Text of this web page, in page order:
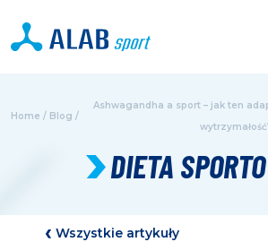
Wszystkie artykuły
Home / Blog /
Ashwagandha a sport – jak ten
DIETA